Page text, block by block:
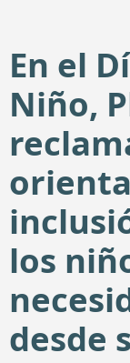
En el
Niño,
los
desde